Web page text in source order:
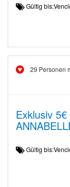
Gültig
29 Personen
Exklusiv
Gültig